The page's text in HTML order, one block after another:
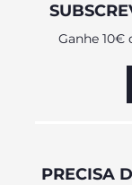
Ganhe 10€
PRECISA